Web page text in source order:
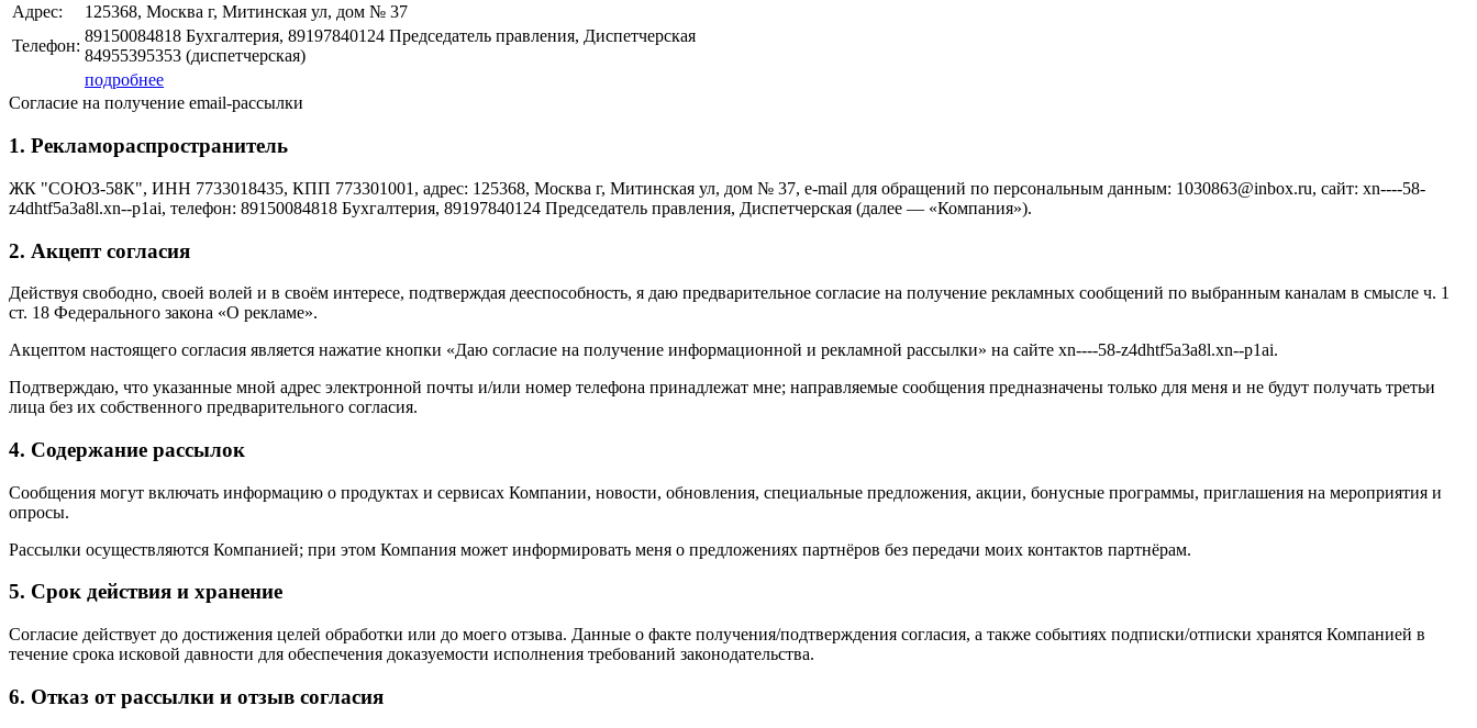
Адрес:
125368, Москва г, Митинская ул, дом № 37
Телефон:
89150084818 Бухгалтерия, 89197840124 Председатель правления, Диспетчерская
84955395353 (диспетчерская)
подробнее
Согласие на получение email-рассылки
1. Рекламораспространитель
ЖК "СОЮЗ-58К", ИНН 7733018435, КПП 773301001, адрес: 125368, Москва г, Митинская ул, дом № 37, e-mail для обращений по персональным данным: 1030863@inbox.ru, сайт: xn----58-
z4dhtf5a3a8l.xn--p1ai, телефон: 89150084818 Бухгалтерия, 89197840124 Председатель правления, Диспетчерская (далее — «Компания»).
2. Акцепт согласия
Действуя свободно, своей волей и в своём интересе, подтверждая дееспособность, я даю предварительное согласие на получение рекламных сообщений по выбранным каналам в смысле ч. 1
ст. 18 Федерального закона «О рекламе».
Акцептом настоящего согласия является нажатие кнопки «Даю согласие на получение информационной и рекламной рассылки» на сайте xn----58-z4dhtf5a3a8l.xn--p1ai.
Подтверждаю, что указанные мной адрес электронной почты и/или номер телефона принадлежат мне; направляемые сообщения предназначены только для меня и не будут получать третьи
лица без их собственного предварительного согласия.
4. Содержание рассылок
Сообщения могут включать информацию о продуктах и сервисах Компании, новости, обновления, специальные предложения, акции, бонусные программы, приглашения на мероприятия и
опросы.
Рассылки осуществляются Компанией; при этом Компания может информировать меня о предложениях партнёров без передачи моих контактов партнёрам.
5. Срок действия и хранение
Согласие действует до достижения целей обработки или до моего отзыва. Данные о факте получения/подтверждения согласия, а также событиях подписки/отписки хранятся Компанией в
течение срока исковой давности для обеспечения доказуемости исполнения требований законодательства.
6. Отказ от рассылки и отзыв согласия